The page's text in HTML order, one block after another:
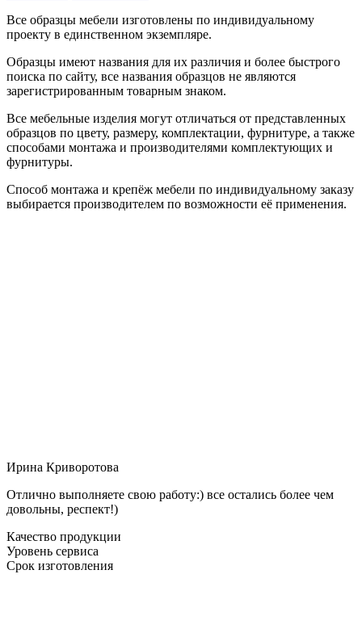
Все образцы мебели изготовлены по индивидуальному
проекту в единственном экземпляре.
Образцы имеют названия для их различия и более быстрого
поиска по сайту, все названия образцов не являются
зарегистрированным товарным знаком.
Все мебельные изделия могут отличаться от представленных
образцов по цвету, размеру, комплектации, фурнитуре, а также
способами монтажа и производителями комплектующих и
фурнитуры.
Способ монтажа и крепёж мебели по индивидуальному заказу
выбирается производителем по возможности её применения.
Ирина Криворотова
Отлично выполняете свою работу:) все остались более чем
довольны, респект!)
Качество продукции
Уровень сервиса
Срок изготовления